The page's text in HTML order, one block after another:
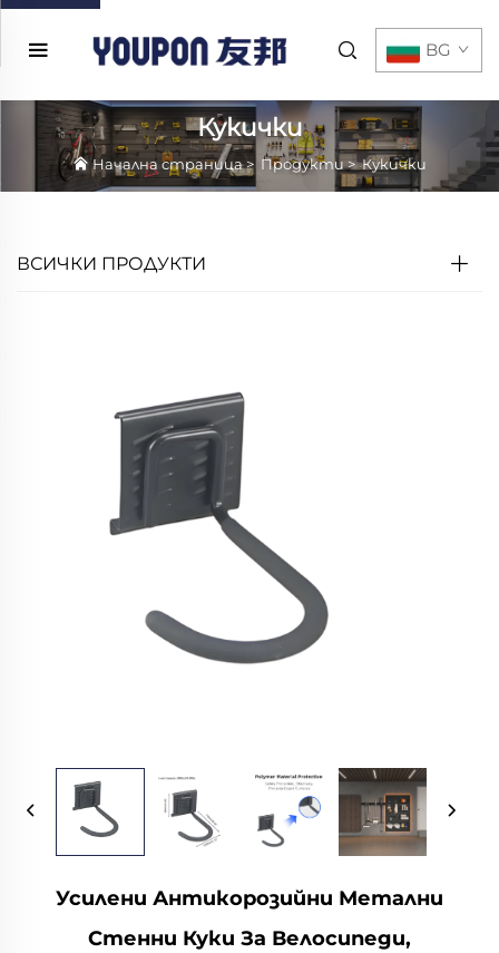
BG
Кукички
Начална страница> Продукти>Кукички
ВСИЧКИ ПРОДУКТИ
Усилени Антикорозийни Метални
Стенни Куки За Велосипеди,